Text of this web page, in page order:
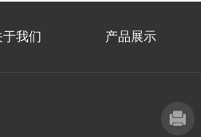
于我们 产品展示